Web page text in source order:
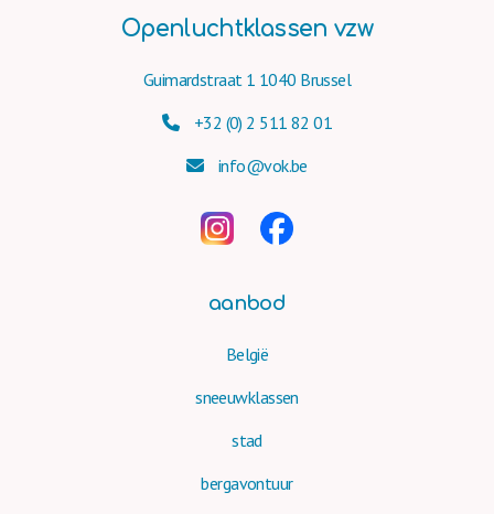
Openluchtklassen vzw
Guimardstraat 1 1040 Brussel
+32 (0) 2 511 82 01
info@vok.be
aanbod
België
sneeuwklassen
stad
bergavontuur